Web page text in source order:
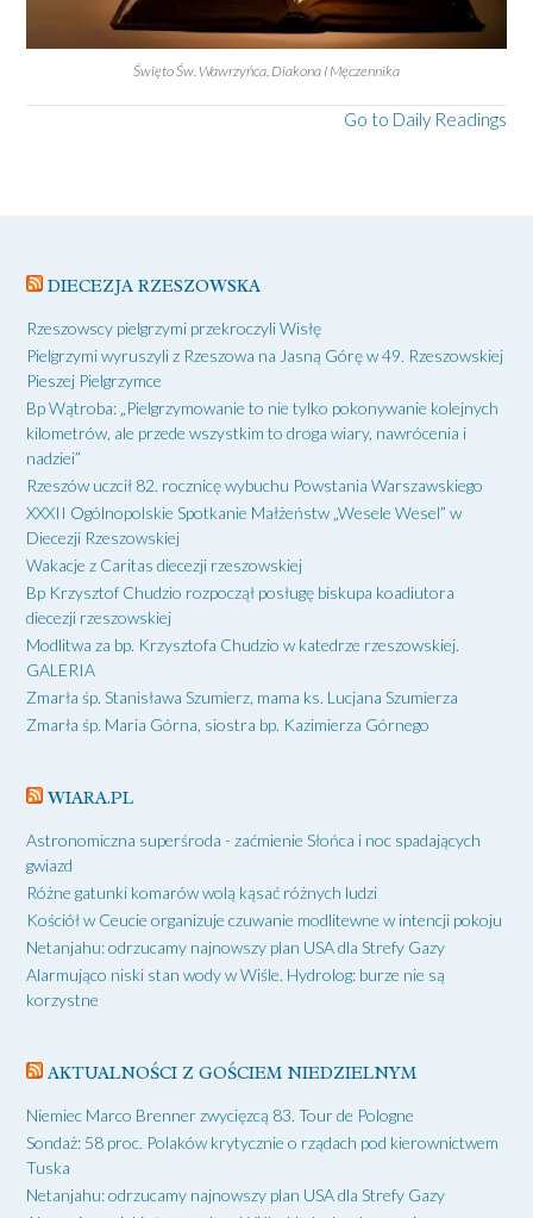
Święto Św. Wawrzyńca, Diakona I Męczennika
Go to Daily Readings
DIECEZJA RZESZOWSKA
Rzeszowscy pielgrzymi przekroczyli Wisłę
Pielgrzymi wyruszyli z Rzeszowa na Jasną Górę w 49. Rzeszowskiej
Pieszej Pielgrzymce
Bp Wątroba: „Pielgrzymowanie to nie tylko pokonywanie kolejnych
kilometrów, ale przede wszystkim to droga wiary, nawrócenia i
nadziei”
Rzeszów uczcił 82. rocznicę wybuchu Powstania Warszawskiego
XXXII Ogólnopolskie Spotkanie Małżeństw „Wesele Wesel” w
Diecezji Rzeszowskiej
Wakacje z Caritas diecezji rzeszowskiej
Bp Krzysztof Chudzio rozpoczął posługę biskupa koadiutora
diecezji rzeszowskiej
Modlitwa za bp. Krzysztofa Chudzio w katedrze rzeszowskiej.
GALERIA
Zmarła śp. Stanisława Szumierz, mama ks. Lucjana Szumierza
Zmarła śp. Maria Górna, siostra bp. Kazimierza Górnego
WIARA.PL
Astronomiczna superśroda - zaćmienie Słońca i noc spadających
gwiazd
Różne gatunki komarów wolą kąsać różnych ludzi
Kościół w Ceucie organizuje czuwanie modlitewne w intencji pokoju
Netanjahu: odrzucamy najnowszy plan USA dla Strefy Gazy
Alarmująco niski stan wody w Wiśle. Hydrolog: burze nie są
korzystne
AKTUALNOŚCI Z GOŚCIEM NIEDZIELNYM
Niemiec Marco Brenner zwycięzcą 83. Tour de Pologne
Sondaż: 58 proc. Polaków krytycznie o rządach pod kierownictwem
Tuska
Netanjahu: odrzucamy najnowszy plan USA dla Strefy Gazy